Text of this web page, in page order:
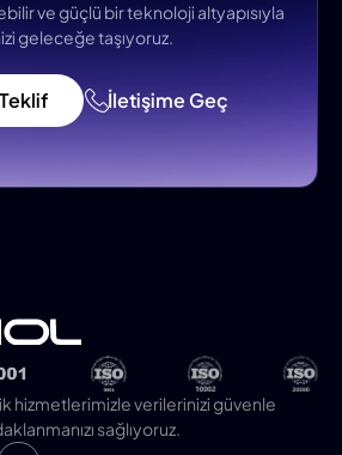
ve güçlü bir teknoloji altyapısıyla
geleceğe taşıyoruz.
Teklif İletişime Geç
hizmetlerimizle verilerinizi güvenle
sağlıyoruz.